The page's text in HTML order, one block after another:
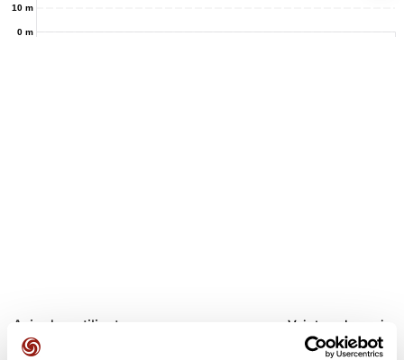
0 m
10 m
Avis des utilisateurs Voir tous les avis
5,0